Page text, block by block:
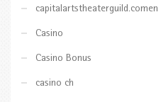
Casino
Casino Bonus
casino ch